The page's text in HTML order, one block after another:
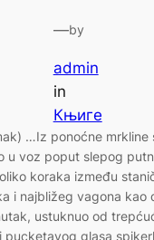
—by
admin
in
Књиге
…Iz ponoćne mrkline
u voz poput slepog
koraka između
i najbližeg vagona kao
ustuknuo od
pucketavog glasa